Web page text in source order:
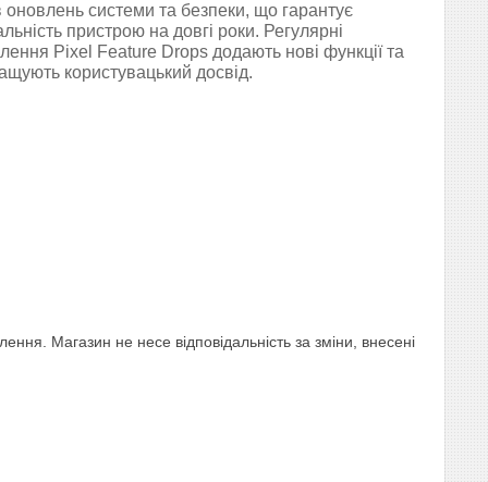
оновлень системи та безпеки, що гарантує
пристрою на довгі роки. Регулярні
Pixel Feature Drops додають нові функції та
користувацький досвід.
Магазин не несе відповідальність за зміни, внесені